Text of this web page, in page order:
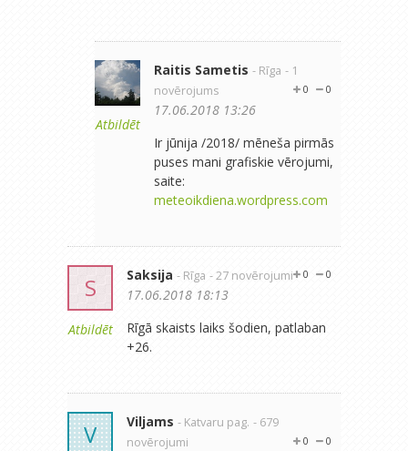
Atbildēt
Raitis Sametis - Rīga - 1
novērojums
0
0
17.06.2018 13:26
Ir jūnija /2018/ mēneša pirmās
puses mani grafiskie vērojumi,
saite:
meteoikdiena.wordpress.com
S
Atbildēt
Saksija - Rīga - 27 novērojumi 0
0
17.06.2018 18:13
Rīgā skaists laiks šodien, patlaban
+26.
V Viljams - Katvaru pag. - 679
novērojumi
0
0